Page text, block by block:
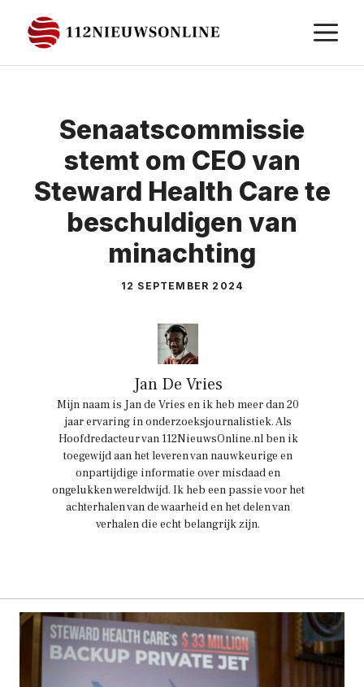
naar
de
Senaatscommissie
stemt om CEO van
Steward Health Care te
beschuldigen van
minachting
12 SEPTEMBER 2024
Jan De Vries
Mijn naam is Jan de Vries en ik heb meer dan 20
jaar ervaring in onderzoeksjournalistiek. Als
Hoofdredacteur van 112NieuwsOnline.nl ben ik
toegewijd aan het leveren van nauwkeurige en
onpartijdige informatie over misdaad en
ongelukken wereldwijd. Ik heb een passie voor het
achterhalen van de waarheid en het delen van
verhalen die echt belangrijk zijn.